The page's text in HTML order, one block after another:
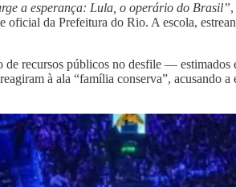
a esperança: Lula, o operário do Brasil”
oficial da Prefeitura do Rio. A escola,
de recursos públicos no desfile — estimados
à ala “família conserva”, acusando a